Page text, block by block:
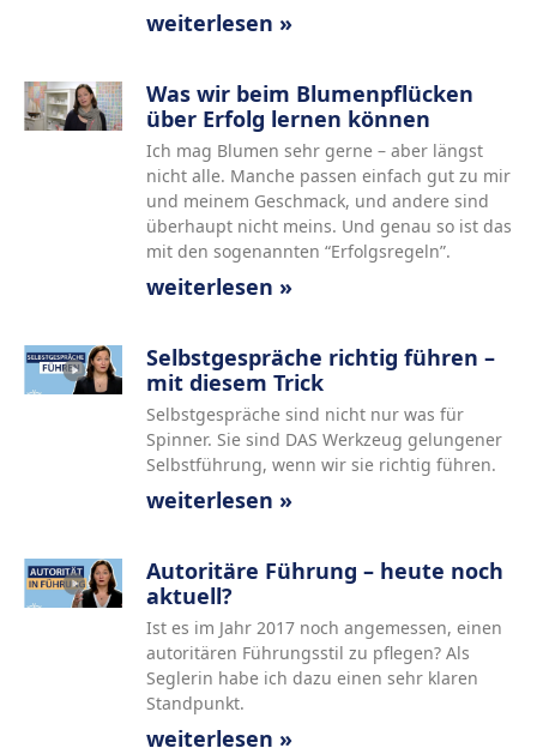
weiterlesen »
Was wir beim Blumenpflücken
über Erfolg lernen können
Ich mag Blumen sehr gerne – aber längst
nicht alle. Manche passen einfach gut zu mir
und meinem Geschmack, und andere sind
überhaupt nicht meins. Und genau so ist das
mit den sogenannten “Erfolgsregeln”.
weiterlesen »
Selbstgespräche richtig führen –
mit diesem Trick
Selbstgespräche sind nicht nur was für
Spinner. Sie sind DAS Werkzeug gelungener
Selbstführung, wenn wir sie richtig führen.
weiterlesen »
Autoritäre Führung – heute noch
aktuell?
Ist es im Jahr 2017 noch angemessen, einen
autoritären Führungsstil zu pflegen? Als
Seglerin habe ich dazu einen sehr klaren
Standpunkt.
weiterlesen »